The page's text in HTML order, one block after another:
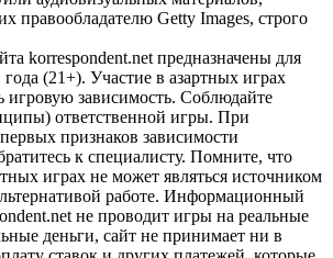
правообладателю Getty Images, строго
korrespondent.net предназначены для
(21+). Участие в азартных играх
игровую зависимость. Соблюдайте
ответственной игры. При
признаков зависимости
к специалисту. Помните, что
играх не может являться источником
работе. Информационный
не проводит игры на реальные
деньги, сайт не принимает ни в